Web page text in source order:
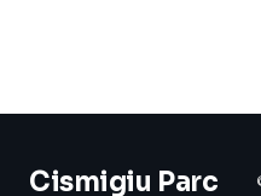
Cismigiu Parc